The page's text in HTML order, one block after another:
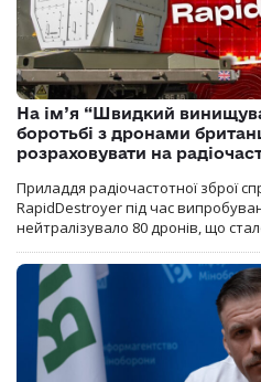
На ім’я “Швидкий
боротьбі з дронами
розраховувати на
Приладдя радіочастотної зброї
RapidDestroyer під час
нейтралізувало 80 дронів, що